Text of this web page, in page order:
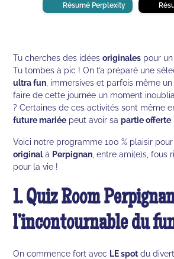
Résumé Perplexity
Tu cherches des idéesoriginales pour un
Tu tombes à pic ! On t’a préparé une
ultra fun , immersives et parfois même
faire de cette journée un moment
? Certaines de ces activités sont même
future mariée peut avoir sapartie offerte
Voici notre programme 100 % plaisir
originalà Perpignan , entre ami(e)s, fous
pour la vie !
1. Quiz Room
l’incontournable du
On commence fort avec LE spot du